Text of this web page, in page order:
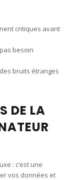
critiques avant
besoin
bruits étranges
DE LA
: c’est une
vos données et